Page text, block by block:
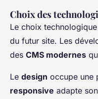
Choix des
Le choix
du futur site. Les
des CMS modernes
Le design occupe une
responsive adapte